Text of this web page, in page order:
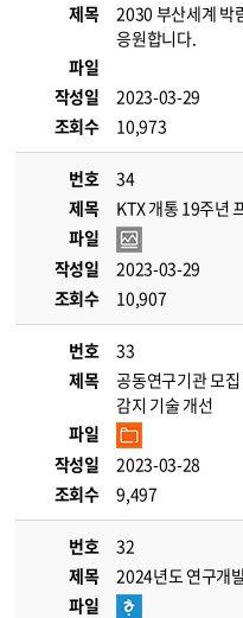
제목
2030 부산세계 박
응원합니다.
파일
작성일
2023-03-29
조회수
10,973
번호
34
제목
KTX 개통 19주년
파일
작성일
2023-03-29
조회수
10,907
번호
33
제목
공동연구기관 모
감지 기술 개선
파일
작성일
2023-03-28
조회수
9,497
번호
32
제목
2024년도 연구개
파일